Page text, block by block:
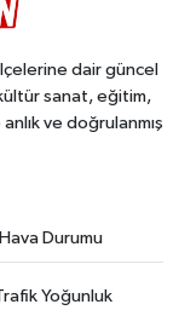
dair güncel
sanat, eğitim,
ve doğrulanmış
Durumu
Yoğunluk